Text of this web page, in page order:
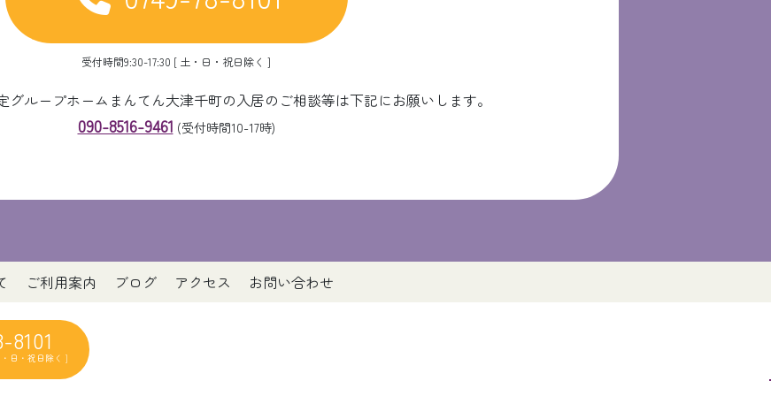
受付時間9:30-17:30 [ 土・日・祝日除く ]
グループホームまんてん大津千町の入居のご相談等は下記にお願いします。
090-8516-9461 (受付時間10-17時)
ご利用案内 ブログ アクセス お問い合わせ
8101
・日・祝日除く ]